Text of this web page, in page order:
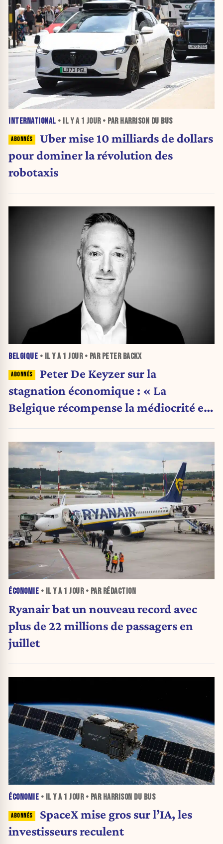
INTERNATIONAL • IL Y A 1 JOUR• PAR HARRISON DU BUS
Uber mise 10 milliards de dollars
pour dominer la révolution des
robotaxis
BELGIQUE • IL Y A 1 JOUR• PAR PETER BACKX
Peter De Keyzer sur la
stagnation économique : « La
Belgique récompense la médiocrité et
ÉCONOMIE • IL Y A 1 JOUR• PAR RÉDACTION
Ryanair bat un nouveau record avec
plus de 22 millions de passagers en
juillet
ÉCONOMIE • IL Y A 1 JOUR• PAR HARRISON DU BUS
SpaceX mise gros sur l’IA, les
investisseurs reculent